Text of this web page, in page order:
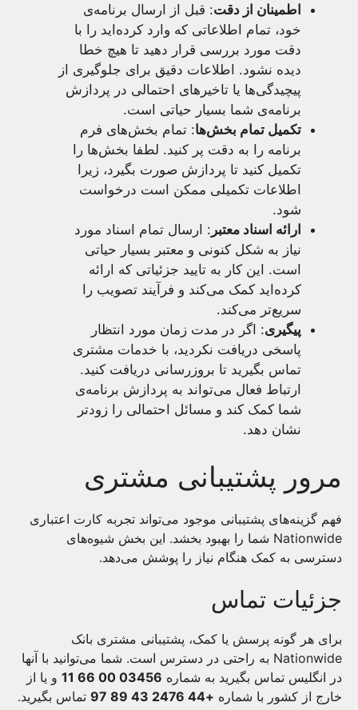
اطمینان از دقت: قبل از ارسال برنامه‌ی
خود، تمام اطلاعاتی که وارد کرده‌اید را با
دقت مورد بررسی قرار دهید تا هیچ خطا
دیده نشود. اطلاعات دقیق برای جلوگیری از
پیچیدگی‌ها یا تاخیر‌های احتمالی در پردازش
برنامه‌ی شما بسیار حیاتی است.
تکمیل تمام بخش‌ها: تمام بخش‌های فرم
برنامه را به دقت پر کنید. لطفا بخش‌ها را
تکمیل کنید تا پردازش صورت بگیرد، زیرا
اطلاعات تکمیلی ممکن است درخواست
شود.
ارائه اسناد معتبر : ارسال تمام اسناد مورد
نیاز به شکل کنونی و معتبر بسیار حیاتی
است. این کار به تایید جزئیاتی که ارائه
کرده‌اید کمک می‌کند و فرآیند تصویب را
سریع‌تر می‌کند.
پیگیری: اگر در مدت زمان مورد انتظار
پاسخی دریافت نکردید، با خدمات مشتری
تماس بگیرید تا بروزرسانی دریافت کنید.
ارتباط فعال می‌تواند به پردازش برنامه‌ی
شما کمک کند و مسائل احتمالی را زودتر
نشان دهد.
مرور پشتیبانی مشتری
فهم گزینه‌های پشتیبانی موجود می‌تواند تجربه کارت اعتباری
Nationwide شما را بهبود بخشد. این بخش شیوه‌های
دسترسی به کمک هنگام نیاز را پوشش می‌دهد.
جزئیات تماس
برای هر گونه پرسش یا کمک، پشتیبانی مشتری بانک
Nationwide به راحتی در دسترس است. شما می‌توانید با آنها
در انگلیس تماس بگیرید به شماره 03456 00 66 11
و یا از
خارج از کشور با شماره +44 2476 43 89 97 تماس بگیرید.